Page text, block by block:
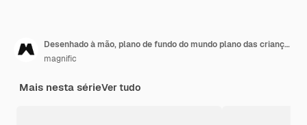
Desenhado à mão, plano de fundo do mundo plano das crianças
magnific
Mais nesta sérieVer tudo